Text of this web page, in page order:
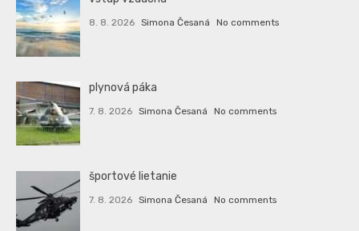
8. 8. 2026 Simona Česaná No comments
plynová páka
7. 8. 2026 Simona Česaná No comments
športové lietanie
7. 8. 2026 Simona Česaná No comments